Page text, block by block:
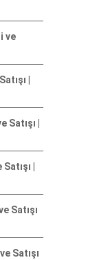
ve
|
|
|
Satışı
Satışı